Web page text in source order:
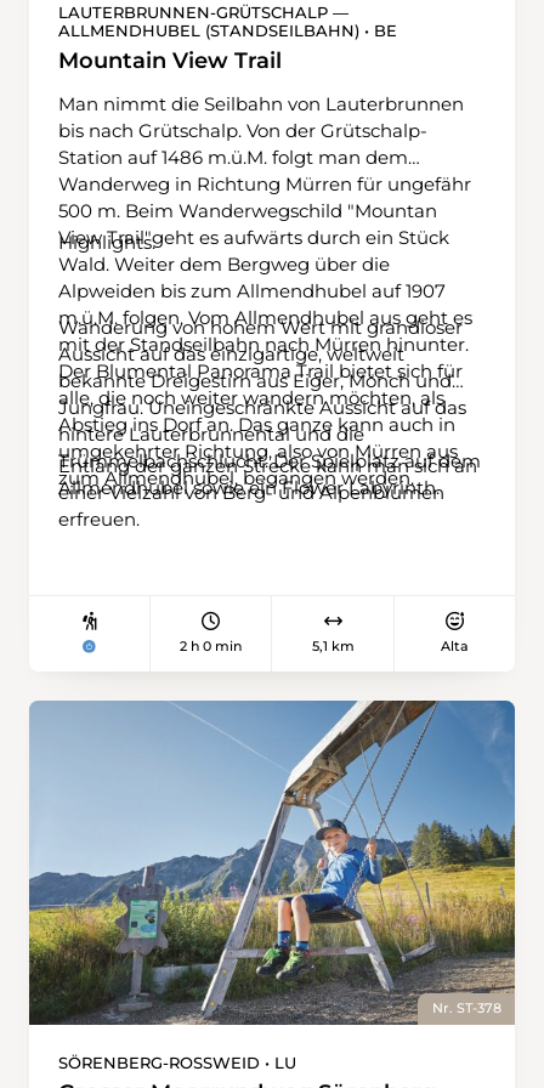
LAUTERBRUNNEN-GRÜTSCHALP —
ALLMENDHUBEL (STANDSEILBAHN) • BE
Mountain View Trail
Man nimmt die Seilbahn von Lauterbrunnen
bis nach Grütschalp. Von der Grütschalp-
Station auf 1486 m.ü.M. folgt man dem
Wanderweg in Richtung Mürren für ungefähr
500 m. Beim Wanderwegschild "Mountan
View Trail"geht es aufwärts durch ein Stück
Wald. Weiter dem Bergweg über die
Alpweiden bis zum Allmendhubel auf 1907
m.ü.M. folgen. Vom Allmendhubel aus geht es
mit der Standseilbahn nach Mürren hinunter.
Der Blumental Panorama Trail bietet sich für
alle, die noch weiter wandern möchten, als
Abstieg ins Dorf an. Das ganze kann auch in
umgekehrter Richtung, also von Mürren aus
zum Allmendhubel, begangen werden.
Highlights:
Wanderung von hohem Wert mit grandioser
Aussicht auf das einzigartige, weltweit
bekannte Dreigestirn aus Eiger, Mönch und
Jungfrau. Uneingeschränkte Aussicht auf das
hintere Lauterbrunnental und die
Trümmelbachschlucht. Der Spielplatz auf dem
Allmendhubel sowie ein Flower Labyrinth.
Entlang der ganzen Strecke kann man sich an
einer Vielzahl von Berg- und Alpenblumen
erfreuen.
2 h 0 min 5,1 km Alta
Nr. ST-378
SÖRENBERG-ROSSWEID • LU